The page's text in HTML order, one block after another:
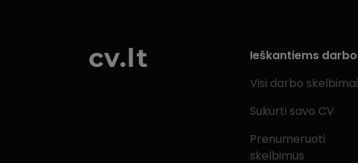
Ieškantiems darbo
Visi darbo skelbimai
Sukurti savo CV
Prenumeruoti
skelbimus